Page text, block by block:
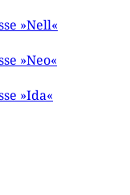
»Nell«
»Neo«
»Ida«